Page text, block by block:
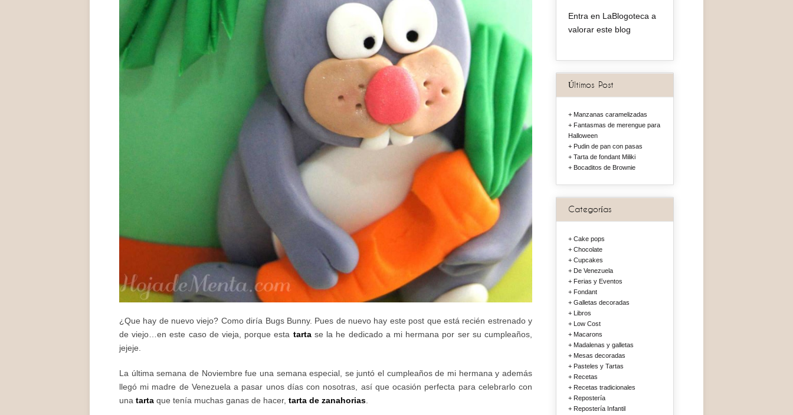
¿Que hay de nuevo viejo? Como diría Bugs Bunny. Pues de nuevo hay este post que está recién estrenado y
de viejo…en este caso de vieja, porque esta tartase la he dedicado a mi hermana por ser su cumpleaños,
jejeje.
La última semana de Noviembre fue una semana especial, se juntó el cumpleaños de mi hermana y además
llegó mi madre de Venezuela a pasar unos días con nosotras, así que ocasión perfecta para celebrarlo con
una tarta que tenía muchas ganas de hacer, tarta de zanahorias
Entra en LaBlogoteca a
valorar este blog
Últimos Post
Manzanas caramelizadas
Fantasmas de merengue para
Halloween
Pudin de pan con pasas
Tarta de fondant Miliki
Bocaditos de Brownie
Categorías
Cake pops
Chocolate
Cupcakes
De Venezuela
Ferias y Eventos
Fondant
Galletas decoradas
Libros
Low Cost
Macarons
Madalenas y galletas
Mesas decoradas
Pasteles y Tartas
Recetas
Recetas tradicionales
Repostería
Repostería Infantil